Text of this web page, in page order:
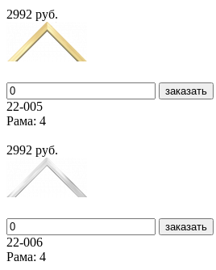
2992 руб.
заказать
22-005
Рама: 4
2992 руб.
заказать
22-006
Рама: 4